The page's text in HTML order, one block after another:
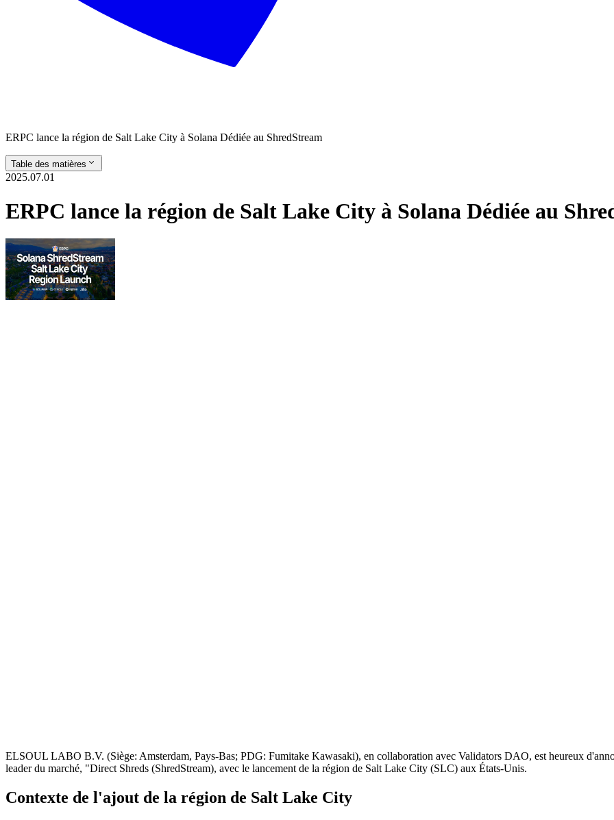
ERPC lance la région de Salt Lake City à Solana Dédiée au ShredStream
Table des matières
2025.07.01
ERPC lance la région de Salt Lake City à Solana Dédiée au
ELSOUL LABO B.V. (Siège: Amsterdam, Pays-Bas; PDG: Fumitake Kawasaki), en collaboration avec Validators DAO, est heureux
leader du marché, "Direct Shreds (ShredStream), avec le lancement de la région de Salt Lake City (SLC) aux États-Unis.
Contexte de l'ajout de la région de Salt Lake City